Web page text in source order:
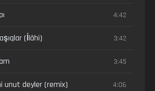
4:42
(İlâhi) 3:42
3:45
unut deyler (remix) 4:06